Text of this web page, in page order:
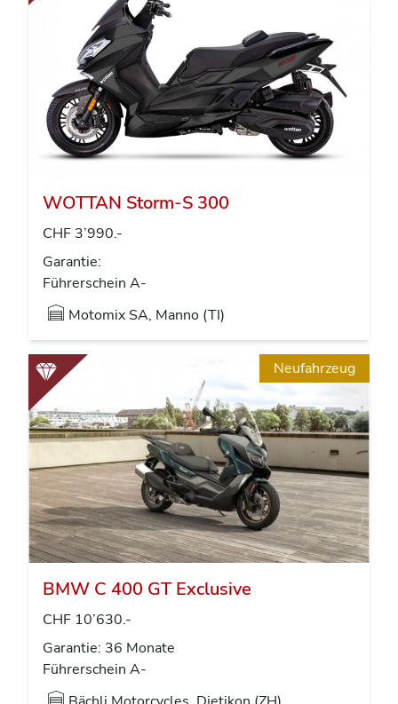
WOTTAN Storm-S 300
CHF 3’990.-
Garantie:
Führerschein A-
Motomix SA, Manno (TI)
Neufahrzeug
BMW C 400 GT Exclusive
CHF 10’630.-
Garantie: 36 Monate
Führerschein A-